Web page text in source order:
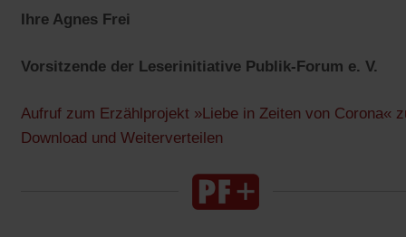
Ihre Agnes Frei
Vorsitzende der Leserinitiative Publik-Forum e. V.
Aufruf zum Erzählprojekt »Liebe in Zeiten von Corona«
Download und Weiterverteilen